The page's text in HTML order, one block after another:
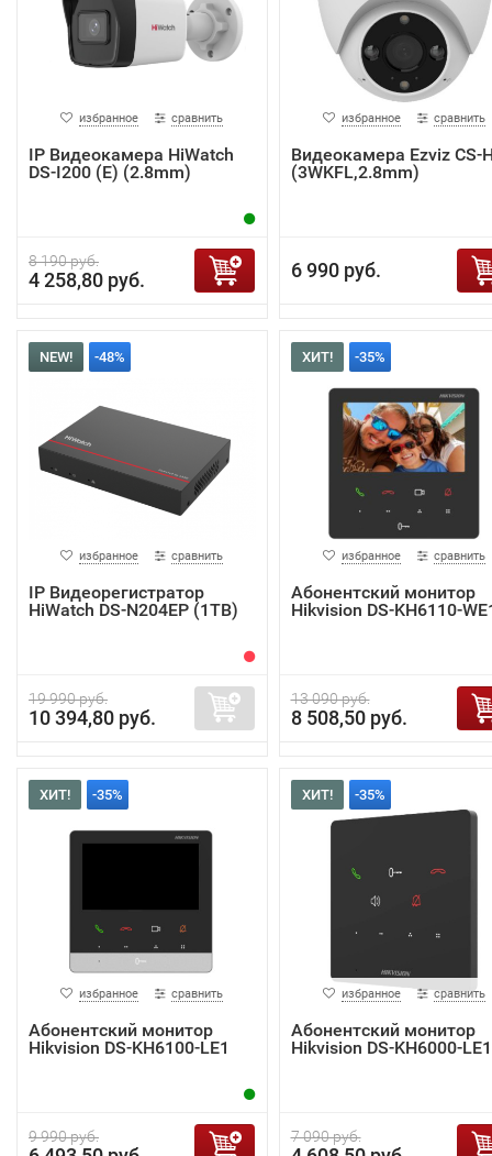
избранное сравнить
IP Видеокамера HiWatch
DS-I200 (E) (2.8mm)
8 190 руб.
4 258,80 руб.
избранное сравнить
Видеокамера Ezviz CS-
(3WKFL,2.8mm)
6 990 руб.
NEW! -48%
избранное сравнить
IP Видеорегистратор
HiWatch DS-N204EP (1TB)
19 990 руб.
10 394,80 руб.
ХИТ! -35%
избранное сравнить
Абонентский монитор
Hikvision DS-KH6110-
13 090 руб.
8 508,50 руб.
ХИТ! -35%
избранное сравнить
Абонентский монитор
Hikvision DS-KH6100-LE1
9 990 руб.
ХИТ! -35%
избранное сравнить
Абонентский монитор
Hikvision DS-KH6000-LE1
7 090 руб.